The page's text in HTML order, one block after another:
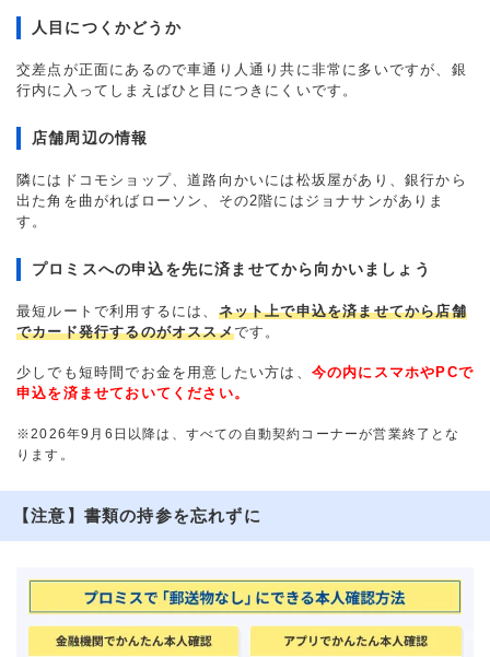
人目につくかどうか
交差点が正面にあるので車通り人通り共に非常に多いですが、銀
行内に入ってしまえばひと目につきにくいです。
店舗周辺の情報
隣にはドコモショップ、道路向かいには松坂屋があり、銀行から
出た角を曲がればローソン、その2階にはジョナサンがありま
す。
プロミスへの申込を先に済ませてから向かいましょう
最短ルートで利用するには、 ネット上で申込を済ませてから店舗
でカード発行するのがオススメです。
少しでも短時間でお金を用意したい方は、 今の内にスマホやPCで
申込を済ませておいてください。
※2026年9月6日以降は、すべての自動契約コーナーが営業終了とな
ります。
【注意】書類の持参を忘れずに